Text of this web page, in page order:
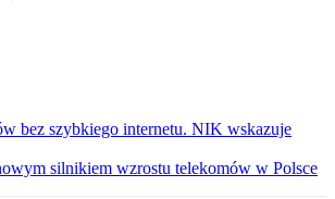
bez szybkiego internetu. NIK wskazuje
silnikiem wzrostu telekomów w Polsce